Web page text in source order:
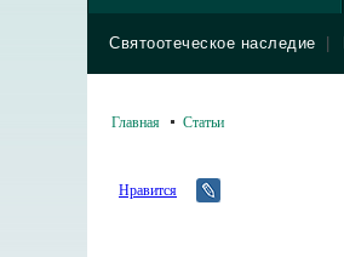
Святоотеческое наследие
Главная Статьи
Нравится